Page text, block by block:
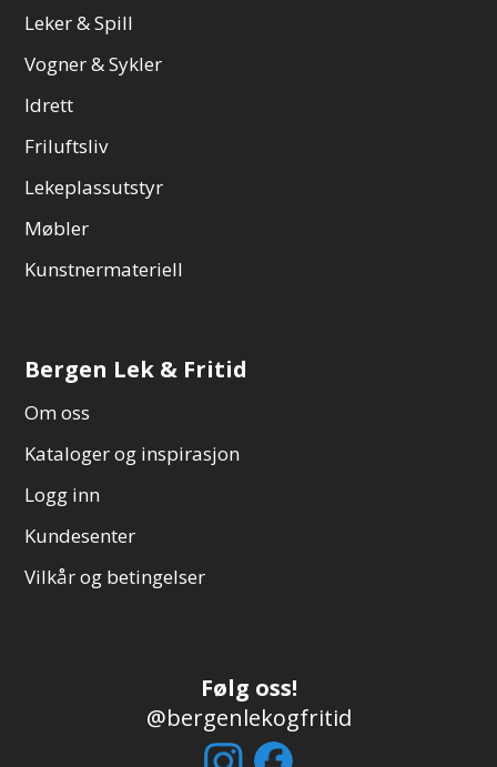
Leker & Spill
Vogner & Sykler
Idrett
Friluftsliv
Lekeplassutstyr
Møbler
Kunstnermateriell
Bergen Lek & Fritid
Om oss
Kataloger og inspirasjon
Logg inn
Kundesenter
Vilkår og betingelser
Følg oss!
@bergenlekogfritid